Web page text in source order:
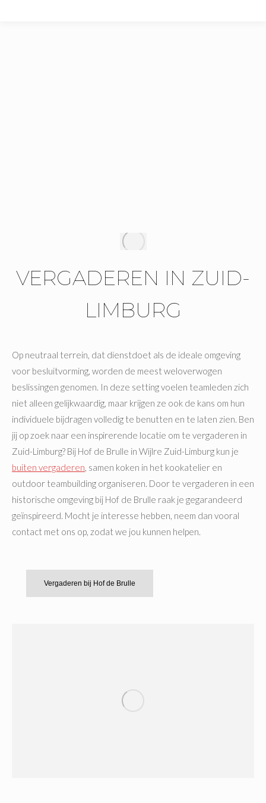
VERGADEREN IN ZUID-
LIMBURG
Op neutraal terrein, dat dienstdoet als de ideale omgeving
voor besluitvorming, worden de meest weloverwogen
beslissingen genomen. In deze setting voelen teamleden zich
niet alleen gelijkwaardig, maar krijgen ze ook de kans om hun
individuele bijdragen volledig te benutten en te laten zien. Ben
jij op zoek naar een inspirerende locatie om te vergaderen in
Zuid-Limburg? Bij Hof de Brulle in Wijlre Zuid-Limburg kun je
buiten vergaderen, samen koken in het kookatelier en
outdoor teambuilding organiseren. Door te vergaderen in een
historische omgeving bij Hof de Brulle raak je gegarandeerd
geïnspireerd. Mocht je interesse hebben, neem dan vooral
contact met ons op, zodat we jou kunnen helpen.
Vergaderen bij Hof de Brulle